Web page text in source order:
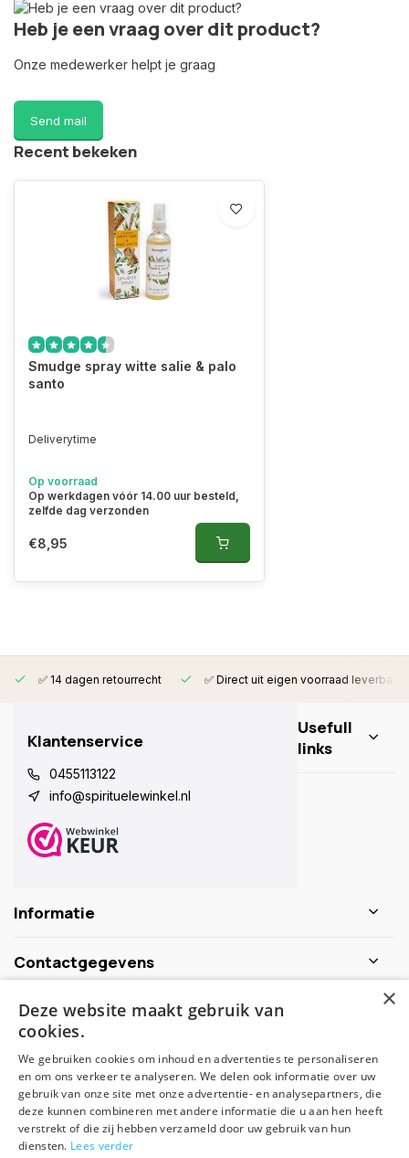
Heb je een vraag over dit product?
Onze medewerker helpt je graag
Send mail
Recent bekeken
Smudge spray witte salie & palo
santo
Deliverytime
Op voorraad
Op werkdagen vóór 14.00 uur besteld,
zelfde dag verzonden
€8,95
✅ 14 dagen retourrecht ✅ Direct uit eigen voorraad leverbaar
Klantenservice
0455113122
info@spirituelewinkel.nl
Usefull
links
Informatie
Contactgegevens
Schijf je nu in voor de nieuwsbrief
Abonneer
×
Deze website maakt gebruik van
cookies.
We gebruiken cookies om inhoud en advertenties te personaliseren
en om ons verkeer te analyseren. We delen ook informatie over uw
gebruik van onze site met onze advertentie- en analysepartners, die
deze kunnen combineren met andere informatie die u aan hen heeft
verstrekt of die zij hebben verzameld door uw gebruik van hun
diensten. Lees verder